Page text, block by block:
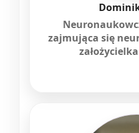
zajmująca się